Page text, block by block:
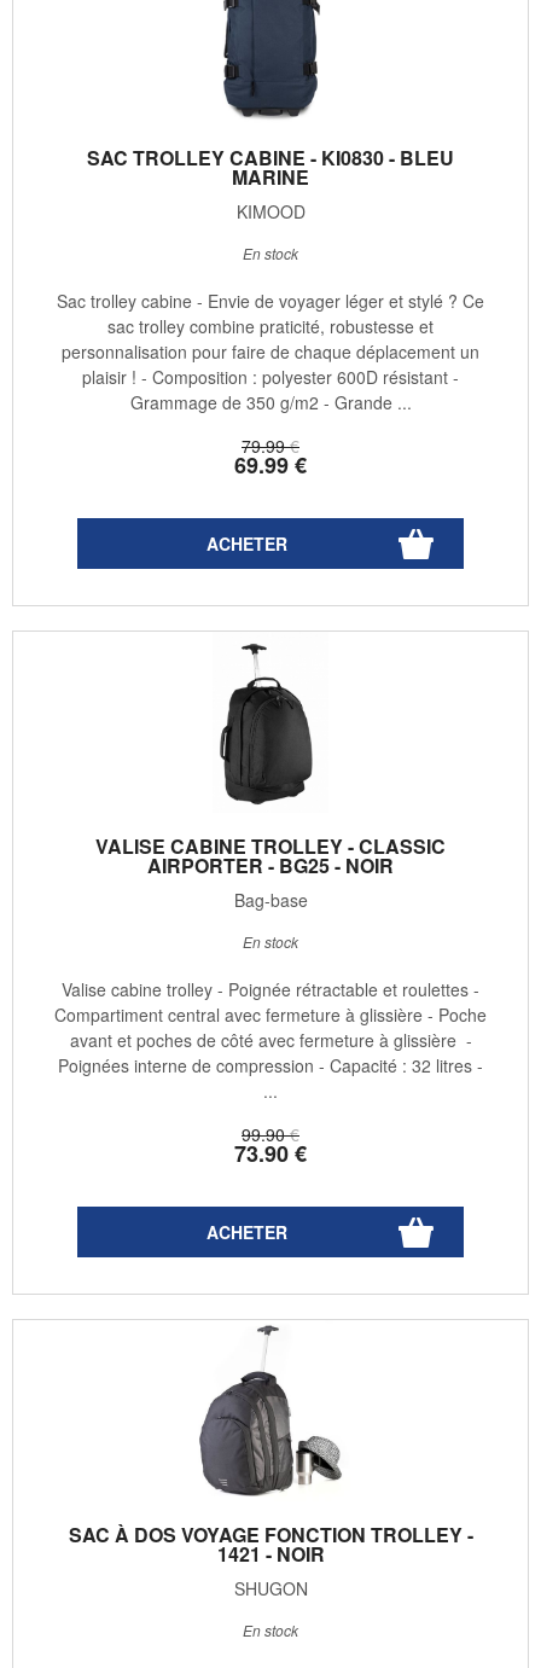
SAC TROLLEY CABINE - KI0830 - BLEU
MARINE
KIMOOD
79.99 €
69.99€
En stock
Sac trolley cabine - Envie de voyager léger et stylé ? Ce
sac trolley combine praticité, robustesse et
personnalisation pour faire de chaque déplacement un
plaisir ! - Composition : polyester 600D résistant -
Grammage de 350 g/m2 - Grande ...
VALISE CABINE TROLLEY - CLASSIC
AIRPORTER - BG25 - NOIR
Bag-base
99.90 €
73.90€
En stock
Valise cabine trolley - Poignée rétractable et roulettes -
Compartiment central avec fermeture à glissière - Poche
avant et poches de côté avec fermeture à glissière -
Poignées interne de compression - Capacité : 32 litres -
...
SAC À DOS VOYAGE FONCTION TROLLEY -
1421 - NOIR
SHUGON
En stock